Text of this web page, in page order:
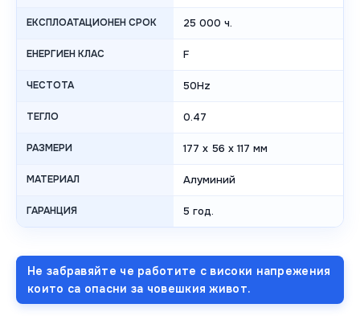
ЕКСПЛОАТАЦИОНЕН СРОК 25 000 ч.
ЕНЕРГИЕН КЛАС F
ЧЕСТОТА 50Hz
ТЕГЛО 0.47
РАЗМЕРИ 177 x 56 x 117 мм
МАТЕРИАЛ Алуминий
ГАРАНЦИЯ 5 год.
Не забравяйте че работите с високи напрежения
които са опасни за човешкия живот.